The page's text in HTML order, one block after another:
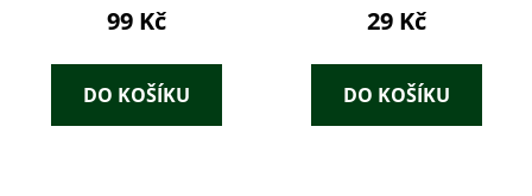
99 Kč
DO KOŠÍKU
29 Kč
DO KOŠÍKU